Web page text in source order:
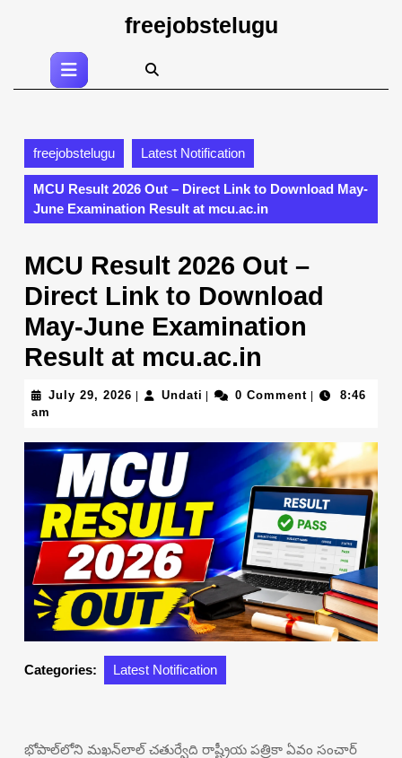
to
freejobstelugu
Open
Button
freejobstelugu Latest Notification
MCU Result 2026 Out – Direct Link to Download May-
June Examination Result at mcu.ac.in
MCU Result 2026 Out –
Direct Link to Download
May-June Examination
Result at mcu.ac.in
July 29, 2026 July Undati Undati0 Comment
8:46
am
Categories: Latest Notification
భోపాల్‌లోని మఖన్‌లాల్ చతుర్వేది రాష్ట్రీయ పత్రికా ఏవం సంచార్